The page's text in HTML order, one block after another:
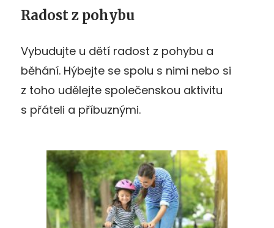
Radost z pohybu
Vybudujte u dětí radost z pohybu a
běhání. Hýbejte se spolu s nimi nebo si
z toho udělejte společenskou aktivitu
s přáteli a příbuznými.